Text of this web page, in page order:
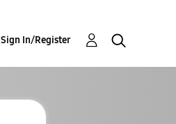
Sign In/Register